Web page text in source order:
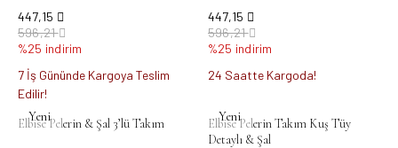
447,15
596,21
%25 indirim
7 İş Gününde Kargoya Teslim
Edilir!
447,15
596,21
%25 indirim
24 Saatte Kargoda!
Yeni
Elbise Pelerin & Şal 3’lü Takım Yeni
Elbise Pelerin Takım Kuş Tüy
Detaylı & Şal